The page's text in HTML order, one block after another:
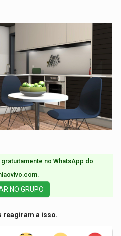
no WhatsApp do
NO GRUPO
reagiram a isso.